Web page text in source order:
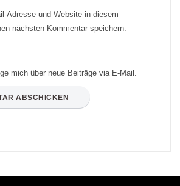
Adresse und Website in diesem
nächsten Kommentar speichern.
mich über neue Beiträge via E-Mail.